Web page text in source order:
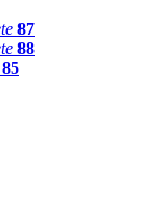
87
88
85